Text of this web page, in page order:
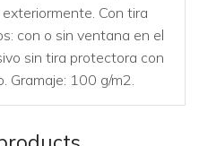
Con tira
con o sin ventana en el
sin tira protectora con
Gramaje: 100 g/m2.